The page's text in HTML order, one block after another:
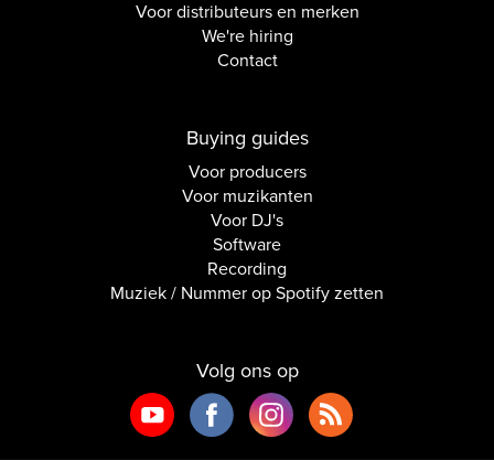
Voor distributeurs en merken
We're hiring
Contact
Buying guides
Voor producers
Voor muzikanten
Voor DJ's
Software
Recording
Muziek / Nummer op Spotify zetten
Volg ons op